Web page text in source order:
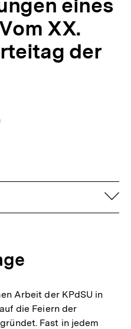
eines
XX.
der
Arbeit der KPdSU in
die Feiern der
Fast in jedem